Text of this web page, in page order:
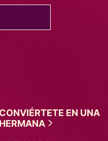
CONVIÉRTETE EN UNA
HERMANA